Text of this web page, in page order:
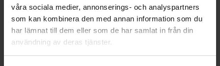
våra sociala medier, annonserings- och analyspartners
som kan kombinera den med annan information som du
har lämnat till dem eller som de har samlat in från din
användning av deras tjänster.
OM OSS
Välkommen till Badmiljö! Här hittar du Badrumstillbehör och